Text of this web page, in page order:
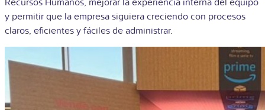
Recursos Humanos, mejorar la experiencia interna del equipo
y permitir que la empresa siguiera creciendo con procesos
claros, eficientes y fáciles de administrar.